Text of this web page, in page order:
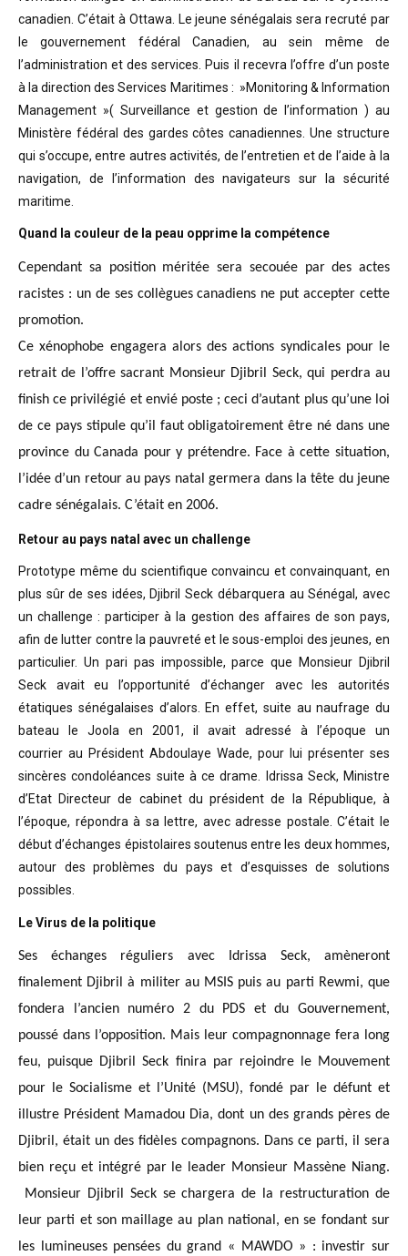
canadien. C’était à Ottawa. Le jeune sénégalais sera recruté par
le gouvernement fédéral Canadien, au sein même de
l’administration et des services. Puis il recevra l’offre d’un poste
à la direction des Services Maritimes : »Monitoring & Information
Management »( Surveillance et gestion de l’information ) au
Ministère fédéral des gardes côtes canadiennes. Une structure
qui s’occupe, entre autres activités, de l’entretien et de l’aide à la
navigation, de l’information des navigateurs sur la sécurité
maritime.
Quand la couleur de la peau opprime la compétence
Cependant sa position méritée sera secouée par des actes
racistes : un de ses collègues canadiens ne put accepter cette
promotion.
Ce xénophobe engagera alors des actions syndicales pour le
retrait de l’offre sacrant Monsieur Djibril Seck, qui perdra au
finish ce privilégié et envié poste ; ceci d’autant plus qu’une loi
de ce pays stipule qu’il faut obligatoirement être né dans une
province du Canada pour y prétendre. Face à cette situation,
l’idée d’un retour au pays natal germera dans la tête du jeune
cadre sénégalais. C’était en 2006.
Retour au pays natal avec un challenge
Prototype même du scientifique convaincu et convainquant, en
plus sûr de ses idées, Djibril Seck débarquera au Sénégal, avec
un challenge : participer à la gestion des affaires de son pays,
afin de lutter contre la pauvreté et le sous-emploi des jeunes, en
particulier. Un pari pas impossible, parce que Monsieur Djibril
Seck avait eu l’opportunité d’échanger avec les autorités
étatiques sénégalaises d’alors. En effet, suite au naufrage du
bateau le Joola en 2001, il avait adressé à l’époque un
courrier au Président Abdoulaye Wade, pour lui présenter ses
sincères condoléances suite à ce drame. Idrissa Seck, Ministre
d’Etat Directeur de cabinet du président de
la République, à
l’époque, répondra à sa lettre, avec adresse postale. C’était le
début d’échanges épistolaires soutenus entre les deux hommes,
autour des problèmes du pays et d’esquisses de solutions
possibles.
Le Virus de la politique
Ses échanges réguliers avec Idrissa Seck, amèneront
finalement Djibril à militer au MSIS puis au parti Rewmi, que
fondera l’ancien numéro 2 du PDS et du Gouvernement,
poussé dans l’opposition. Mais leur compagnonnage fera long
feu, puisque Djibril Seck finira par rejoindre le Mouvement
pour le Socialisme et l’Unité (MSU), fondé par le défunt et
illustre Président Mamadou Dia, dont un des grands pères de
Djibril, était un des fidèles compagnons. Dans ce parti, il sera
bien reçu et intégré par le leader Monsieur Massène Niang.
Monsieur Djibril Seck se chargera de la restructuration de
leur parti et son maillage au plan national, en se fondant sur
les lumineuses pensées du grand « MAWDO » : investir sur